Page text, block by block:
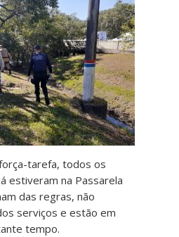
tarefa, todos os
estiveram na Passarela
das regras, não
serviços e estão em
tempo.